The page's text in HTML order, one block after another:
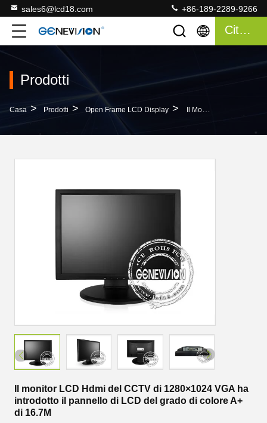
sales6@lcd18.com +86-189-2289-9266
Citazione
Prodotti
Casa > Prodotti > Open Frame LCD Display > Il Monitor LCD Hdmi Del CCTV Di 1280×1024 VGA Ha Introdotto Il Pannello Di LCD Del Grado Di Colore A+ Di 16.7M
Il monitor LCD Hdmi del CCTV di 1280×1024 VGA ha
introdotto il pannello di LCD del grado di colore A+
di 16.7M